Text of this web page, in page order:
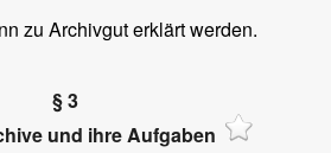
zu Archivgut erklärt werden.
§ 3
und ihre Aufgaben